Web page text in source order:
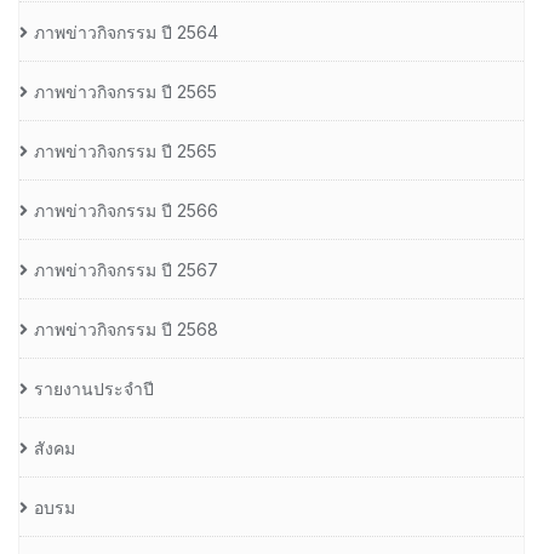
ภาพข่าวกิจกรรม ปี 2564
ภาพข่าวกิจกรรม ปี 2565
ภาพข่าวกิจกรรม ปี 2565
ภาพข่าวกิจกรรม ปี 2566
ภาพข่าวกิจกรรม ปี 2567
ภาพข่าวกิจกรรม ปี 2568
รายงานประจำปี
สังคม
อบรม